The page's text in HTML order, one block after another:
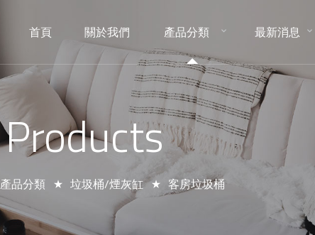
首頁
關於我們
ABOUT
產品分類
PRODUCTS
最新消息
Products
產品分類 垃圾桶/煙灰缸 客房垃圾桶